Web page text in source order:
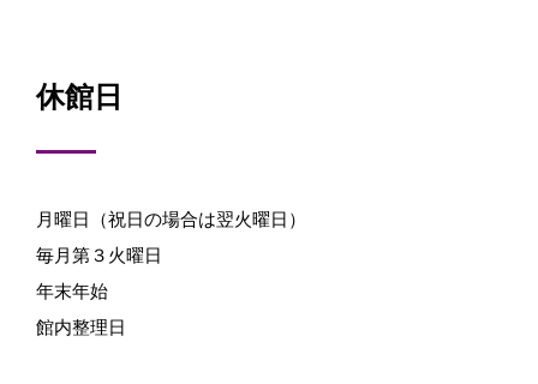
休館日
月曜日（祝日の場合は翌火曜日）
毎月第３火曜日
年末年始
館内整理日